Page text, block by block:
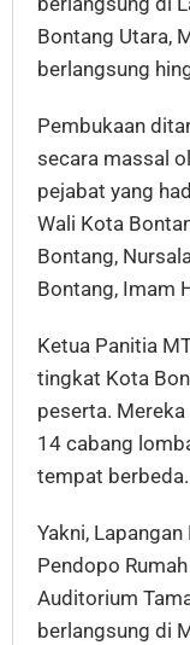
Bontang Utara,
berlangsung
Pembukaan
secara massal
pejabat yang
Wali Kota
Bontang,
Bontang, Imam
Ketua Panitia
tingkat Kota
peserta.
14 cabang
tempat berbeda.
Yakni,
Pendopo
Auditorium
berlangsung di